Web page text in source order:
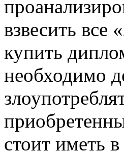
взвесить все
купить
необходимо
стоит иметь